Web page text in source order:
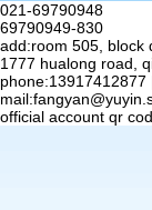
021-69790948
69790949-830
add:room 505, block
1777 hualong road,
mail:
official account qr